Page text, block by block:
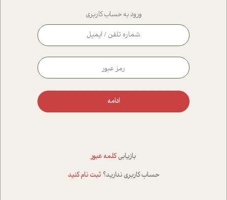
ورود به حساب کاربری
ادامه
بازیابی کلمه عبور
حساب کاربری ندارید؟ ثبت نام کنید